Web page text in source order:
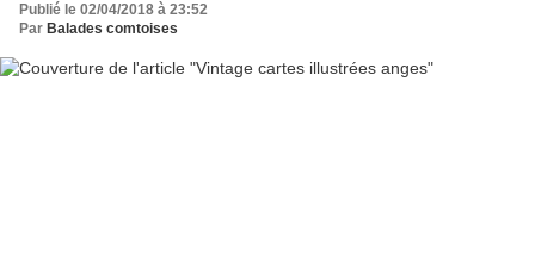
Publié le 02/04/2018 à 23:52
Par Balades comtoises